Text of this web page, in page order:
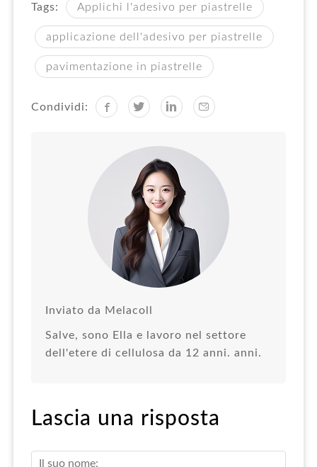
Tags: Applichi l'adesivo per piastrelle
applicazione dell'adesivo per piastrelle
pavimentazione in piastrelle
Condividi:
Inviato da Melacoll
Salve, sono Ella e lavoro nel settore
dell'etere di cellulosa da 12 anni. anni.
Lascia una risposta